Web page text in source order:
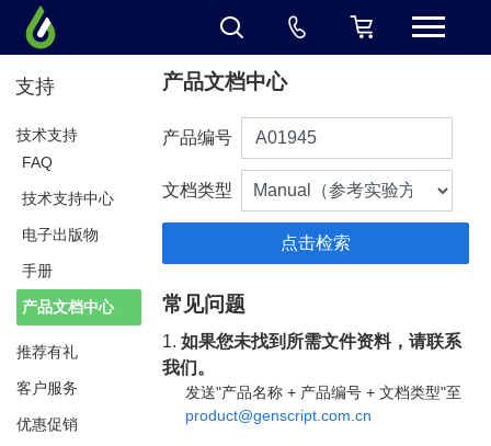
支持
技术支持
FAQ
技术支持中心
电子出版物
手册
产品文档中心
推荐有礼
客户服务
优惠促销
产品文档中心
产品编号
文档类型
常见问题
1.如果您未找到所需文件资料，请联系
我们。
发送"产品名称 + 产品编号 + 文档类型"至
product@genscript.com.cn